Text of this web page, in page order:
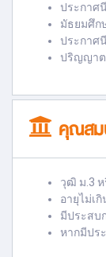
ประกาศ
มัธยมศึก
ประกาศ
ปริญญา
คุณสม
วุฒิ ม.3 ห
อายุไม่เ
มีประสบ
หากมีปร